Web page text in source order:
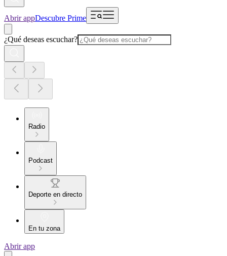
Abrir appDescubre Prime
¿Qué deseas escuchar?
Radio
Podcast
Deporte en directo
En tu zona
Abrir app